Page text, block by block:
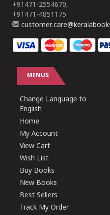
+91471-2554670,
+91471-4851175
MENUS
Change Language to
English
Home
My Account
View Cart
Wish List
Buy Books
New Books
Best Sellers
Track My Order